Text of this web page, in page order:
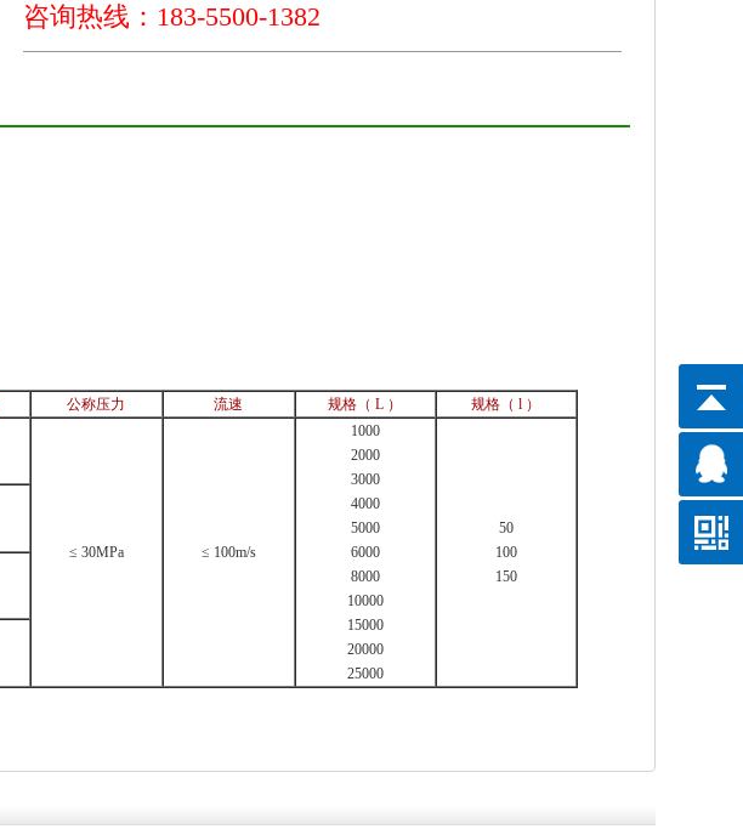
咨询热线：183-5500-1382
公称压力 流速 规格（ L ）
规格（ l ）
≤ 30MPa ≤ 100m/s
1000
2000
3000
4000
5000
6000
8000
10000
15000
20000
25000
50
100
150